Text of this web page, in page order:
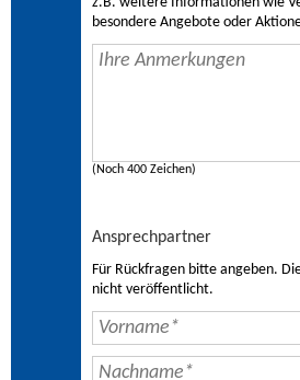
besondere Angebote oder
(Noch 400 Zeichen)
Ansprechpartner
Für Rückfragen bitte angeben.
nicht veröffentlicht.